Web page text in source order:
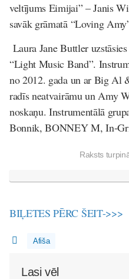
veltījums Eimijai” – Janis
savāk grāmatā “Loving
Laura Jane Buttler
“Light Music Band”.
no 2012. gada un ar Big Al
radīs neatvairāmu un Amy
noskaņu. Instrumentālā
Bonnik, BONNEY M, In-
Raksts
BIĻETES PĒRC ŠEIT->>>
Afiša
Lasi vēl